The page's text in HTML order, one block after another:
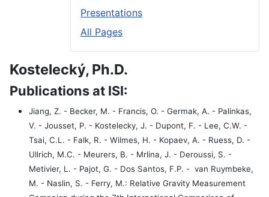
Presentations
All Pages
Kostelecký, Ph.D.
Publications at ISI:
Jiang, Z. - Becker, M. - Francis, O. - Germak, A. - Palinkas,
V. - Jousset, P. - Kostelecky, J. - Dupont, F. - Lee, C.W. -
Tsai, C.L. - Falk, R. - Wilmes, H. - Kopaev, A. - Ruess, D. -
Ullrich, M.C. - Meurers, B. - Mrlina, J. - Deroussi, S. -
Metivier, L. - Pajot, G. - Dos Santos, F.P. - van Ruymbeke,
M. - Naslin, S. - Ferry, M.: Relative Gravity Measurement